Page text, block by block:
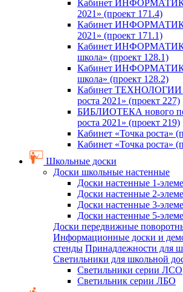
Кабинет
2021» (проект 171.4)
Кабинет
2021» (проект 171.1)
Кабинет
школа» (проект 128.1)
Кабинет
школа» (проект 128.2)
Кабинет ТЕХНОЛОГИИ
роста 2021» (проект 227)
БИБЛИОТЕКА нового
роста 2021» (проект 219)
Кабинет «Точка роста»
Кабинет «Точка роста»
Школьные доски
Доски школьные настенные
Доски настенные 1-
Доски настенные 2-
Доски настенные 3-
Доски настенные 5-
Доски передвижные
Информационные доски и
стенды Принадлежности для
Светильники для школьной
Светильники серии ЛСО
Светильник серии ЛБО